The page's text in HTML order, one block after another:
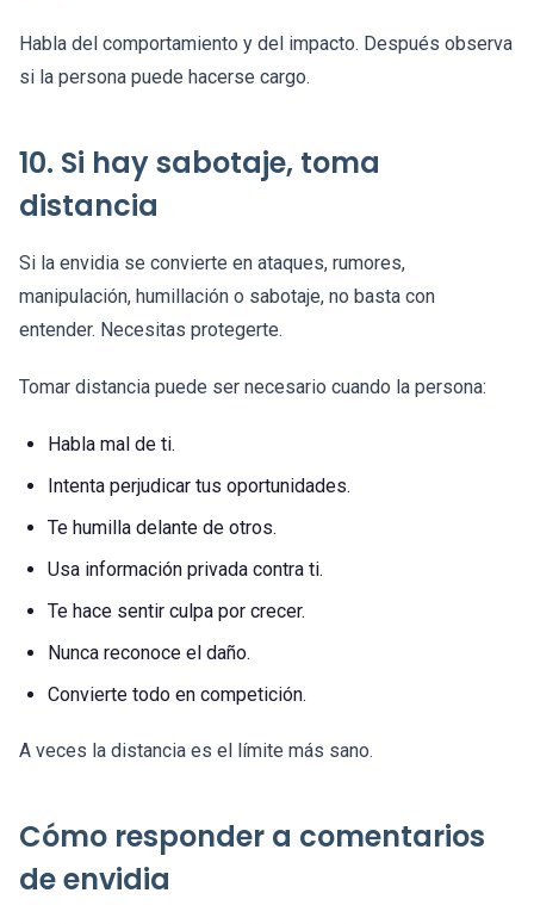
Habla del comportamiento y del impacto. Después observa
si la persona puede hacerse cargo.
10. Si hay sabotaje, toma
distancia
Si la envidia se convierte en ataques, rumores,
manipulación, humillación o sabotaje, no basta con
entender. Necesitas protegerte.
Tomar distancia puede ser necesario cuando la persona:
Habla mal de ti.
Intenta perjudicar tus oportunidades.
Te humilla delante de otros.
Usa información privada contra ti.
Te hace sentir culpa por crecer.
Nunca reconoce el daño.
Convierte todo en competición.
A veces la distancia es el límite más sano.
Cómo responder a comentarios
de envidia